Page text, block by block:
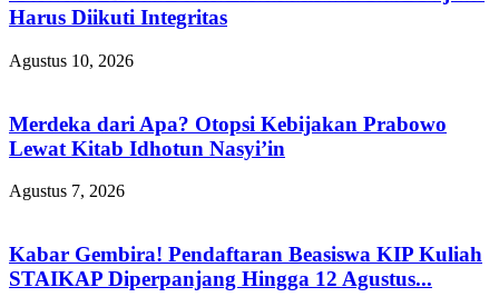
Harus Diikuti Integritas
Agustus 10, 2026
Merdeka dari Apa? Otopsi Kebijakan Prabowo
Lewat Kitab Idhotun Nasyi’in
Agustus 7, 2026
Kabar Gembira! Pendaftaran Beasiswa KIP Kuliah
STAIKAP Diperpanjang Hingga 12 Agustus...